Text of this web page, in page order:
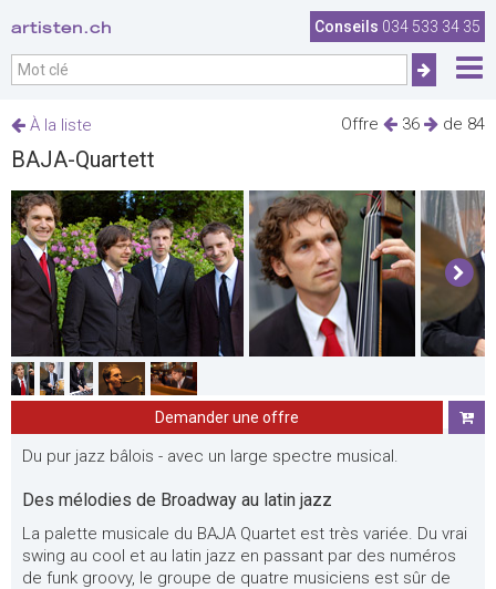
artisten.ch Conseils 034 533 34 35
Offre 36 de 84
À la liste
BAJA-Quartett
Demander une offre
Du pur jazz bâlois - avec un large spectre musical.
Des mélodies de Broadway au latin jazz
La palette musicale du BAJA Quartet est très variée. Du vrai
swing au cool et au latin jazz en passant par des numéros
de funk groovy, le groupe de quatre musiciens est sûr de